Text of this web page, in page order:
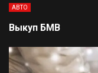
АВТО
Выкуп БМВ